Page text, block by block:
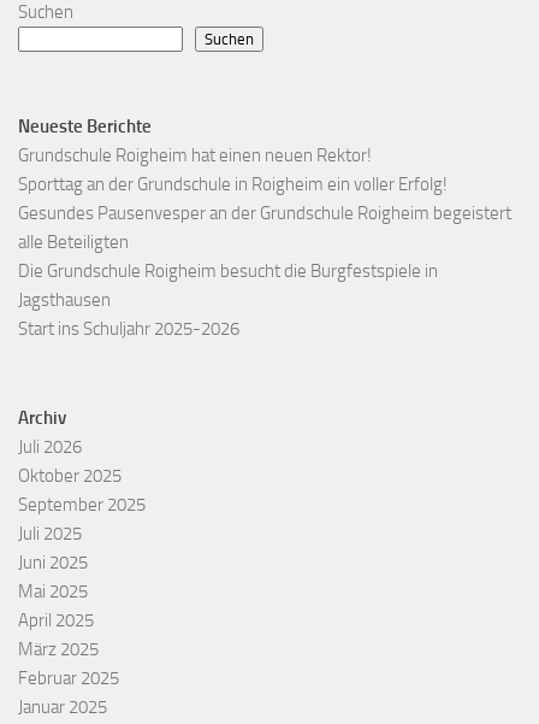
Suchen
Suchen
Neueste Berichte
Grundschule Roigheim hat einen neuen Rektor!
Sporttag an der Grundschule in Roigheim ein voller Erfolg!
Gesundes Pausenvesper an der Grundschule Roigheim begeistert
alle Beteiligten
Die Grundschule Roigheim besucht die Burgfestspiele in
Jagsthausen
Start ins Schuljahr 2025-2026
Archiv
Juli 2026
Oktober 2025
September 2025
Juli 2025
Juni 2025
Mai 2025
April 2025
März 2025
Februar 2025
Januar 2025